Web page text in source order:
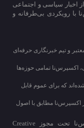
اخبار سیاسی و اجتماعی
با رویکردی بی‌طرفانه و
و تیم خبرنگاری حرفه‌ای
اکسپرس‌نا تمامی حوزه‌ها
که برای عموم قابل
مطابق با اصول
تمامی مطالب منتشر شده در اکسپرس‌نا تحت مجوز Creative